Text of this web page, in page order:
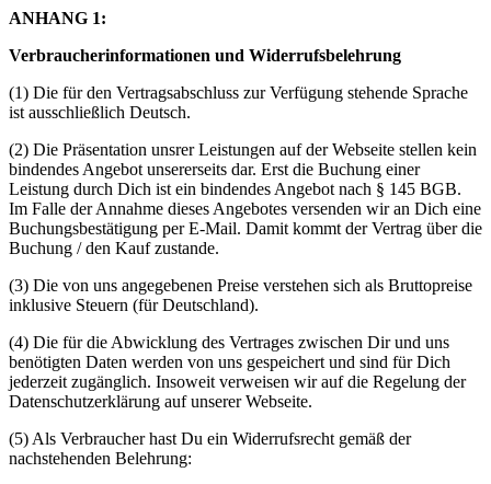
ANHANG 1:
Verbraucherinformationen und Widerrufsbelehrung
(1) Die für den Vertragsabschluss zur Verfügung stehende Sprache
ist ausschließlich Deutsch.
(2) Die Präsentation unsrer Leistungen auf der Webseite stellen kein
bindendes Angebot unsererseits dar. Erst die Buchung einer
Leistung durch Dich ist ein bindendes Angebot nach § 145 BGB.
Im Falle der Annahme dieses Angebotes versenden wir an Dich eine
Buchungsbestätigung per E-Mail. Damit kommt der Vertrag über die
Buchung / den Kauf zustande.
(3) Die von uns angegebenen Preise verstehen sich als Bruttopreise
inklusive Steuern (für Deutschland).
(4) Die für die Abwicklung des Vertrages zwischen Dir und uns
benötigten Daten werden von uns gespeichert und sind für Dich
jederzeit zugänglich. Insoweit verweisen wir auf die Regelung der
Datenschutzerklärung auf unserer Webseite.
(5) Als Verbraucher hast Du ein Widerrufsrecht gemäß der
nachstehenden Belehrung: